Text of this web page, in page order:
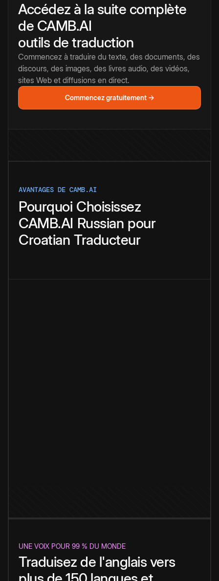
Accédez à la suite complète
de CAMB.AI
outils de traduction
Commencez à traduire du texte, des documents, des
discours, des images, des livres audio, des vidéos,
sites Web et diffusions en direct.
Commencez gratuitement →
AVANTAGES DE CAMB.AI
Pourquoi Choisissez
CAMB.AI Russian pour
Croatian Traducteur
UNE VOIX POUR 99 % DU MONDE
Traduisez de l'anglais vers